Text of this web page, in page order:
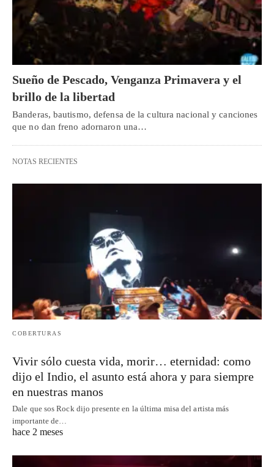
Sueño de Pescado, Venganza Primavera y el
brillo de la libertad
Banderas, bautismo, defensa de la cultura nacional y canciones
que no dan freno adornaron una…
NOTAS RECIENTES
COBERTURAS
Vivir sólo cuesta vida, morir… eternidad: como
dijo el Indio, el asunto está ahora y para siempre
en nuestras manos
Dale que sos Rock dijo presente en la última misa del artista más
importante de…
hace 2 meses